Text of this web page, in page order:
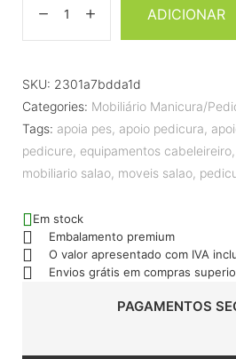
ADICIONAR
SKU: 2301a7bdda1d
Categories: Mobiliário Manicura/
Tags: apoia pes, apoio pedicura,
pedicure, equipamentos cabeleireiro,
mobiliario salao, moveis salao,
Em stock
Embalamento premium
O valor apresentado com IVA
Envios grátis em compras
PAGAMENTOS